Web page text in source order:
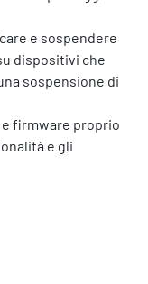
e sospendere
dispositivi che
sospensione di
firmware proprio
e gli